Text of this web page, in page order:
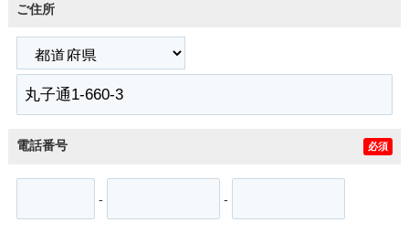
ご住所
電話番号 必須
- -